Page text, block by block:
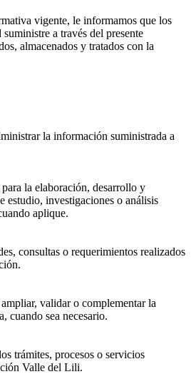
vigente, le informamos que los
suministre a través del presente
almacenados y tratados con la
la información suministrada a
la elaboración, desarrollo y
estudio, investigaciones o análisis
aplique.
consultas o requerimientos realizados
validar o complementar la
cuando sea necesario.
trámites, procesos o servicios
Valle del Lili.